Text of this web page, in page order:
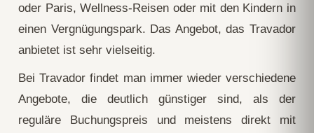
oder Paris, Wellness-Reisen oder mit den Kindern in
einen Vergnügungspark. Das Angebot, das Travador
anbietet ist sehr vielseitig.
Bei Travador findet man immer wieder verschiedene
Angebote, die deutlich günstiger sind, als der
reguläre Buchungspreis und meistens direkt mit